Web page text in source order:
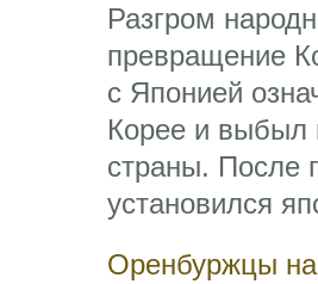
Разгром
превращение
с Японией
Корее и выбыл
страны. После
установился
Оренбуржцы